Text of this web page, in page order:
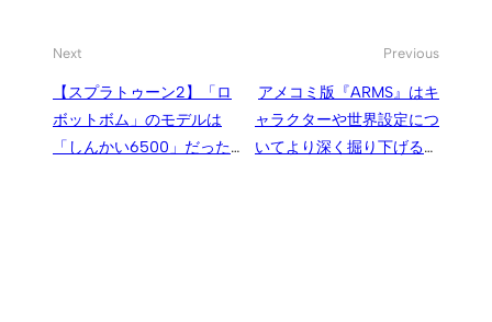
Next
【スプラトゥーン2】「ロ
ボットボム」のモデルは
「しんかい6500」だった、
Previous
アメコミ版『ARMS』はキ
ャラクターや世界設定につ
いてより深く掘り下げる機